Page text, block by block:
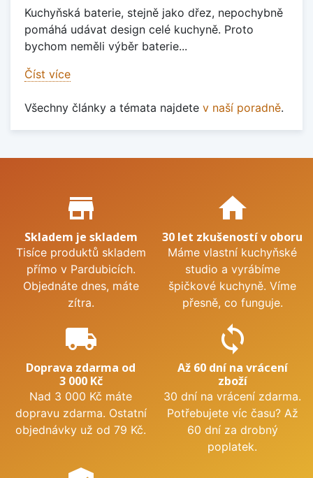
Kuchyňská baterie, stejně jako dřez, nepochybně
pomáhá udávat design celé kuchyně. Proto
bychom neměli výběr baterie...
Číst více
Všechny články a témata najdete v naší poradně.
Proč nakupovat u nás?
store_mall_directory
Skladem je skladem
Tisíce produktů skladem
přímo v Pardubicích.
Objednáte dnes, máte
zítra.
home
30 let zkušeností v oboru
Máme vlastní kuchyňské
studio a vyrábíme
špičkové kuchyně. Víme
přesně, co funguje.
local_shipping
Doprava zdarma od
3 000 Kč
Nad 3 000 Kč máte
dopravu zdarma. Ostatní
objednávky už od 79 Kč.
sync
Až 60 dní na vrácení
zboží
30 dní na vrácení zdarma.
Potřebujete víc času? Až
60 dní za drobný
poplatek.